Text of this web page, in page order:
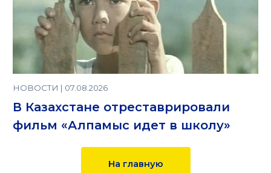
НОВОСТИ | 07.08.2026
В Казахстане отреставрировали
фильм «Алпамыс идет в школу»
На главную